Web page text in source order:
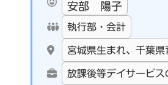
安部 陽子
執行部・会計
宮城県生まれ、千葉県
放課後等デイサービス